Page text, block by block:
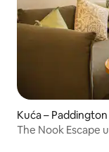
Kuća – Paddington
The Nook Escape